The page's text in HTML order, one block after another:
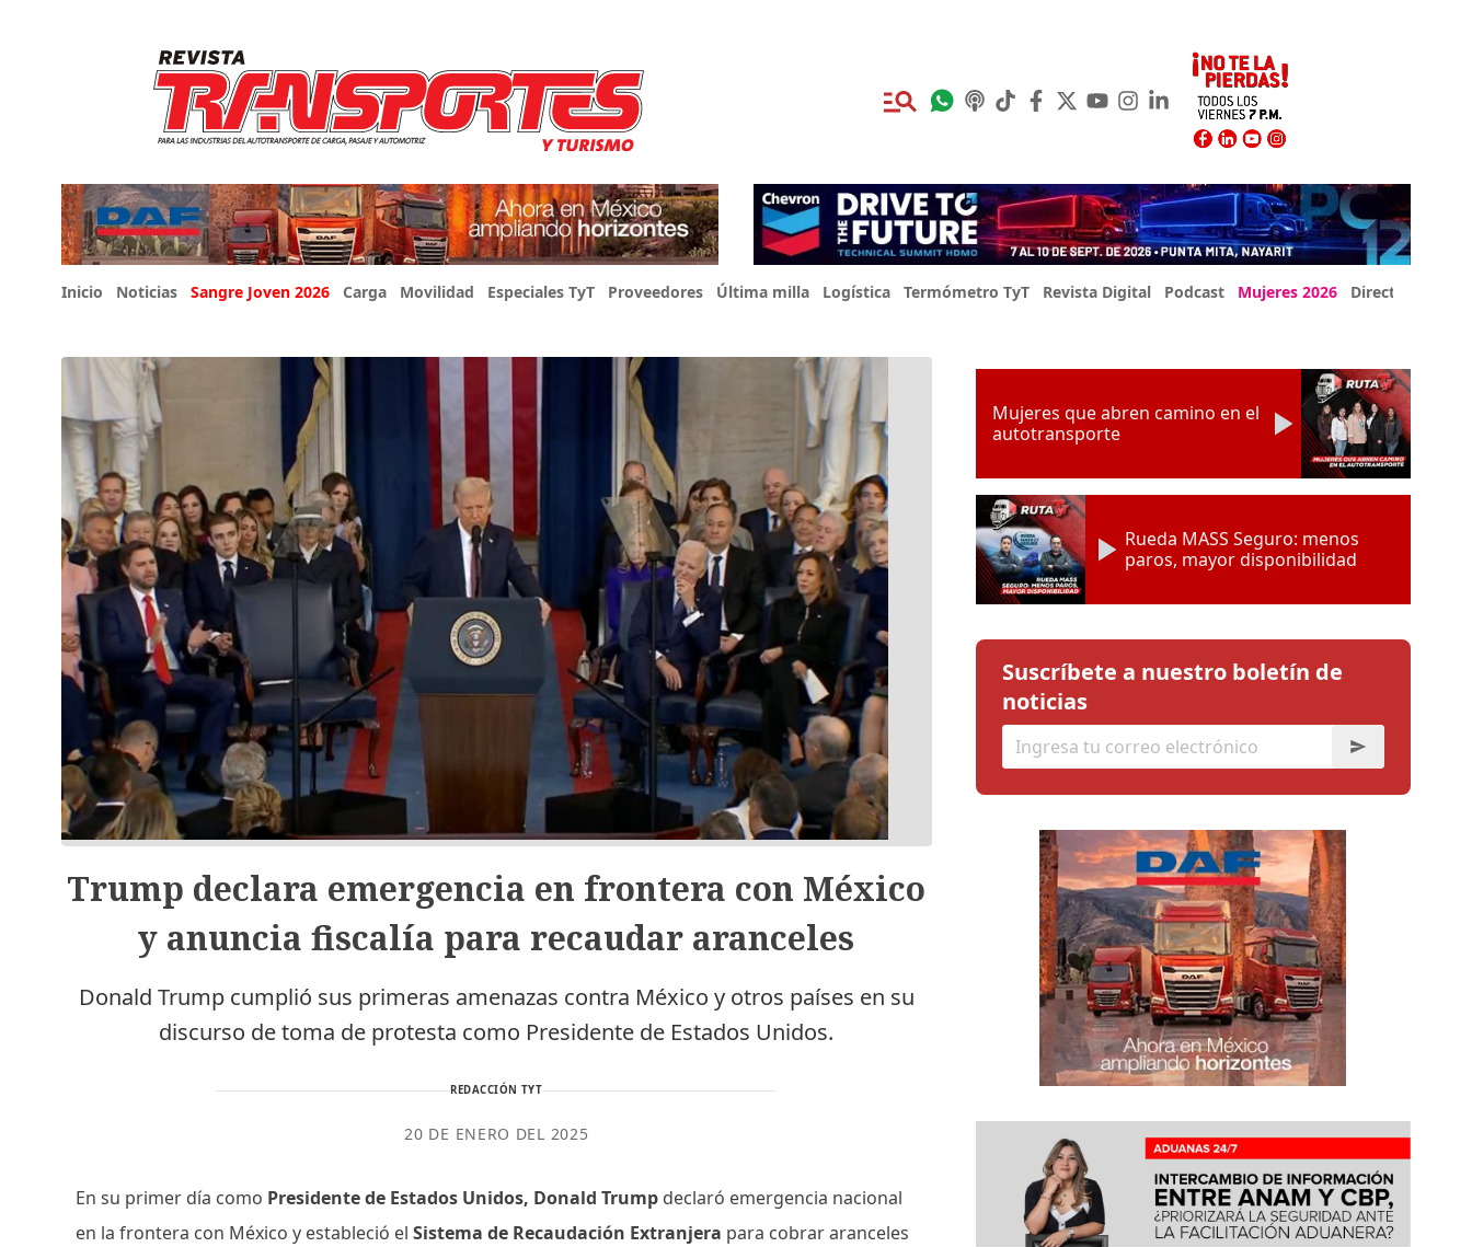
Inicio Noticias Sangre Joven 2026 Carga Movilidad Especiales TyT Proveedores Última milla Logística Termómetro TyT Revista Digital Podcast Mujeres 2026 Directorio Expo
Trump declara emergencia en frontera con México
y anuncia fiscalía para recaudar aranceles
Donald Trump cumplió sus primeras amenazas contra México y otros países en su
discurso de toma de protesta como Presidente de Estados Unidos.
REDACCIÓN TYT
20 DE ENERO DEL 2025
En su primer día como Presidente de Estados Unidos, Donald Trump declaró emergencia nacional
en la frontera con México y estableció elSistema de Recaudación Extranjera para cobrar aranceles
Mujeres que abren camino en el
autotransporte
Rueda MASS Seguro: menos
paros, mayor disponibilidad
Suscríbete a nuestro boletín de
noticias